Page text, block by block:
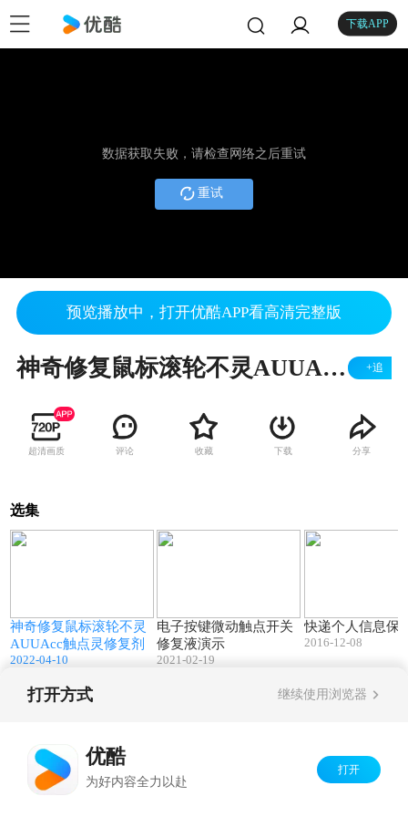
下载APP
数据获取失败，请检查网络之后重试
重试
预览播放中，打开优酷APP看高清完整版
神奇修复鼠标滚轮不灵AUUAcc触点灵修复剂 +追
超清画质 评论 收藏 下载 分享
选集
神奇修复鼠标滚轮不灵
AUUAcc触点灵修复剂
2022-04-10
电子按键微动触点开关
修复液演示
2021-02-19
快递个人信息保
2016-12-08
打开方式 继续使用浏览器
优酷
为好内容全力以赴
打开